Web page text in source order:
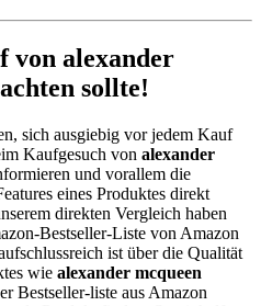
von alexander
sollte!
sich ausgiebig vor jedem Kauf
Kaufgesuch von alexander
und vorallem die
eines Produktes direkt
direkten Vergleich haben
Bestseller-Liste von Amazon
ist über die Qualität
wie alexander mcqueen
Bestseller-liste aus Amazon